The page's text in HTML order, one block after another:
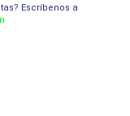
Escríbenos a